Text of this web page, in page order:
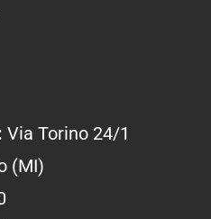
Via Torino 24/1
(MI)